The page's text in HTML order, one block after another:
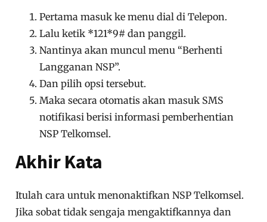
Pertama masuk ke menu dial di Telepon.
Lalu ketik *121*9# dan panggil.
Nantinya akan muncul menu “Berhenti
Langganan NSP”.
Dan pilih opsi tersebut.
Maka secara otomatis akan masuk SMS
notifikasi berisi informasi pemberhentian
NSP Telkomsel.
Akhir Kata
Itulah cara untuk menonaktifkan NSP Telkomsel.
Jika sobat tidak sengaja mengaktifkannya dan